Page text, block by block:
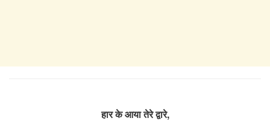
हार के आया तेरे द्वारे,